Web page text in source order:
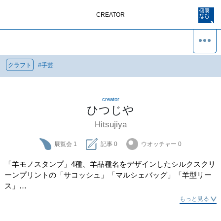
CREATOR
クラフト #手芸
creator
ひつじや
Hitsujiya
展覧会 1 記事 0 ウオッチャー 0
「羊モノスタンプ」4種、羊品種名をデザインしたシルクスクリ
ーンプリントの「サコッシュ」「マルシェバッグ」「羊型リー
ス」
もっと見る